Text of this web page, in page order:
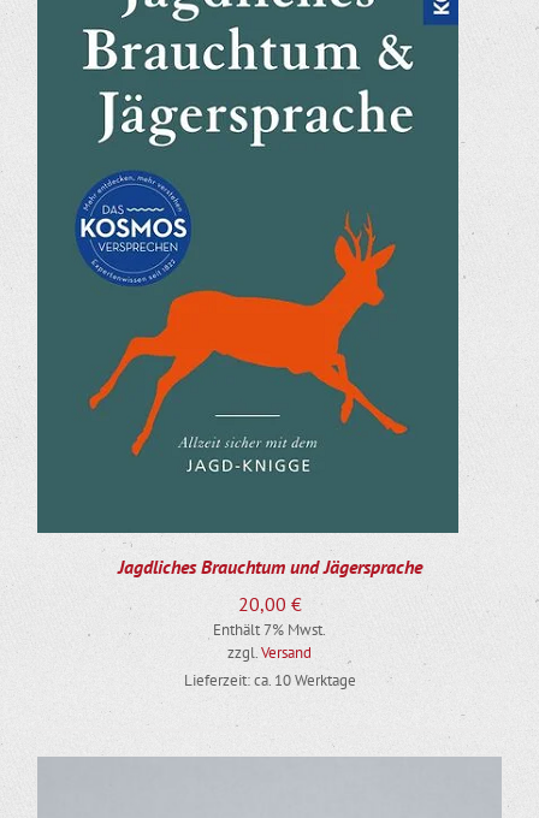
Jagdliches Brauchtum und Jägersprache
20,00 €
Enthält 7% Mwst.
zzgl.Versand
Lieferzeit: ca. 10 Werktage